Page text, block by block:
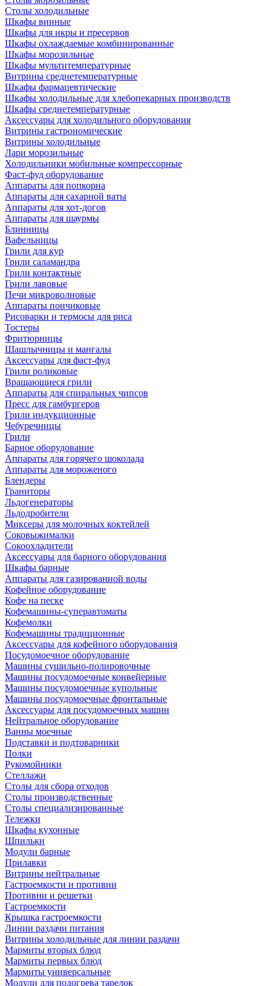
Столы холодильные
Шкафы винные
Шкафы для икры и пресервов
Шкафы охлаждаемые комбинированные
Шкафы морозильные
Шкафы мультитемпературные
Витрины среднетемпературные
Шкафы фармацевтические
Шкафы холодильные для хлебопекарных производств
Шкафы среднетемпературные
Аксессуары для холодильного оборудования
Витрины гастрономические
Витрины холодильные
Лари морозильные
Холодильники мобильные компрессорные
Фаст-фуд оборудование
Аппараты для попкорна
Аппараты для сахарной ваты
Аппараты для хот-догов
Аппараты для шаурмы
Блинницы
Вафельницы
Грили для кур
Грили саламандра
Грили контактные
Грили лавовые
Печи микроволновые
Аппараты пончиковые
Рисоварки и термосы для риса
Тостеры
Фритюрницы
Шашлычницы и мангалы
Аксессуары для фаст-фуд
Грили роликовые
Вращающиеся грили
Аппараты для спиральных чипсов
Пресс для гамбургеров
Грили индукционные
Чебуречницы
Грили
Барное оборудование
Аппараты для горячего шоколада
Аппараты для мороженого
Блендеры
Граниторы
Льдогенераторы
Льдодробители
Миксеры для молочных коктейлей
Соковыжималки
Сокоохладители
Аксессуары для барного оборудования
Шкафы барные
Аппараты для газированной воды
Кофейное оборудование
Кофе на песке
Кофемашины-суперавтоматы
Кофемолки
Кофемашины традиционные
Аксессуары для кофейного оборудования
Посудомоечное оборудование
Машины сушильно-полировочные
Машины посудомоечные конвейерные
Машины посудомоечные купольные
Машины посудомоечные фронтальные
Аксессуары для посудомоечных машин
Нейтральное оборудование
Ванны моечные
Подставки и подтоварники
Полки
Рукомойники
Стеллажи
Столы для сбора отходов
Столы производственные
Столы специализированные
Тележки
Шкафы кухонные
Шпильки
Модули барные
Прилавки
Витрины нейтральные
Гастроемкости и противни
Противни и решетки
Гастроемкости
Крышка гастроемкости
Линии раздачи питания
Витрины холодильные для линии раздачи
Мармиты вторых блюд
Мармиты первых блюд
Мармиты универсальные
Модули для подогрева тарелок